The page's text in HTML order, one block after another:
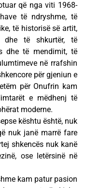
që nga viti 1968-
të ndryshme, të
të historisë së artit,
të shkurtër, të
dhe të mendimit, të
në rrafshin
për gjeniun e
për Onufrin kam
e mëdhenj të
moderne.
kështu është, nuk
nuk janë marrë fare
shkencës nuk kanë
ose letërsinë në
kam patur pasion